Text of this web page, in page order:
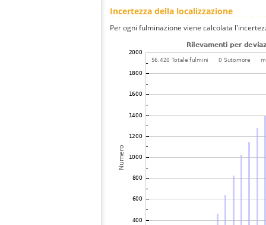
Incertezza della localizzazione
Per ogni fulminazione viene calcolata